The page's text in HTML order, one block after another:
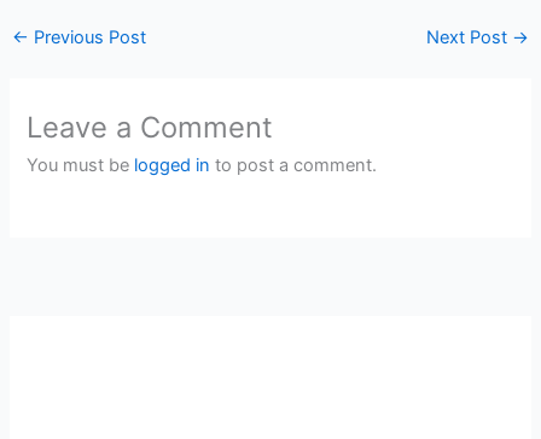
← Previous Post Next Post →
Leave a Comment
You must be logged in to post a comment.